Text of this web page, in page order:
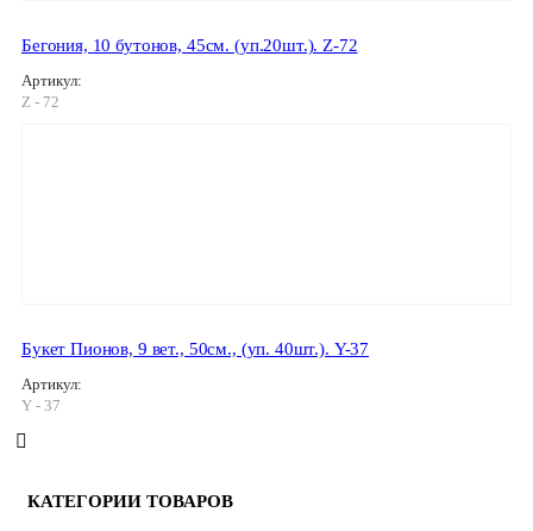
Бегония, 10 бутонов, 45см. (уп.20шт.). Z-72
Артикул:
Z - 72
Букет Пионов, 9 вет., 50см., (уп. 40шт.). Y-37
Артикул:
Y - 37
КАТЕГОРИИ ТОВАРОВ